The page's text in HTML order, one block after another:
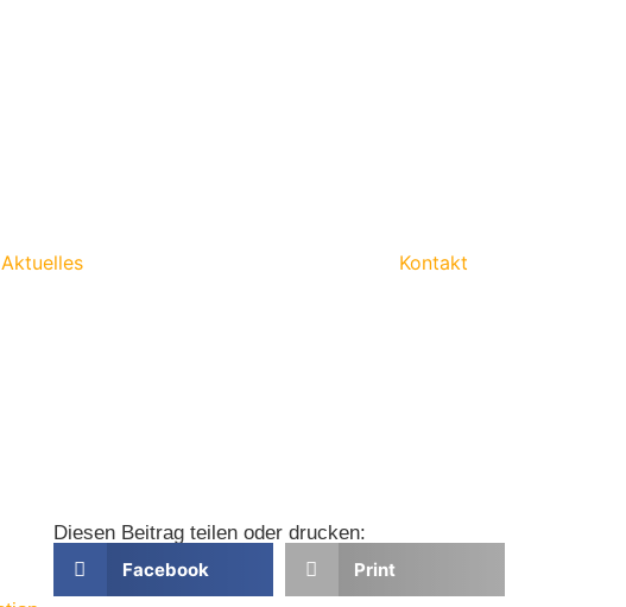
Aktuelles Kontakt
Diesen Beitrag teilen oder drucken:
Facebook
Print